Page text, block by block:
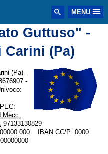
MENU
Guttuso" -
(Pa)
(Pa) -
-
PEC:
97133130829
000 IBAN CC/P: 0000